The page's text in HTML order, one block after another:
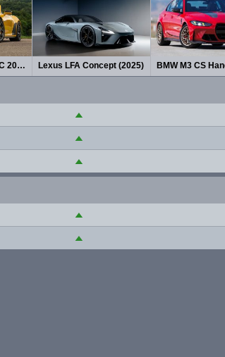
Porsche 911 GT3 S-C 2027 Lexus LFA Concept (2025)
▲
▲
▲
▲
▲